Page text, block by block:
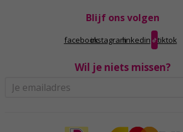
Blijf ons volgen
facebookinstagramlinkedin tiktok
Wil je niets missen?